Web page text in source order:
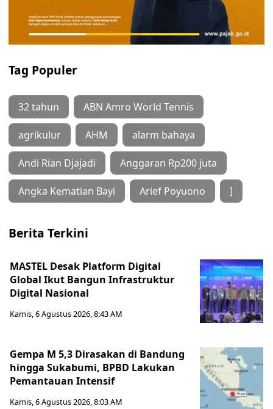
Tag Populer
32 tahun ABN Amro World Tennis
agrikulur AHM alarm bahaya
Andi Rian Djajadi Anggaran Rp200 juta
Angka Kematian Bayi Arief Poyuono ]
Berita Terkini
MASTEL Desak Platform Digital
Global Ikut Bangun Infrastruktur
Digital Nasional
Kamis, 6 Agustus 2026, 8:43 AM
Gempa M 5,3 Dirasakan di Bandung
hingga Sukabumi, BPBD Lakukan
Pemantauan Intensif
Kamis, 6 Agustus 2026, 8:03 AM